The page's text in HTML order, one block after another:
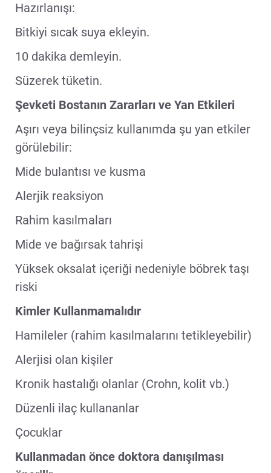
Hazırlanışı:
Bitkiyi sıcak suya ekleyin.
10 dakika demleyin.
Süzerek tüketin.
Şevketi Bostanın Zararları ve Yan Etkileri
Aşırı veya bilinçsiz kullanımda şu yan etkiler
görülebilir:
Mide bulantısı ve kusma
Alerjik reaksiyon
Rahim kasılmaları
Mide ve bağırsak tahrişi
Yüksek oksalat içeriği nedeniyle böbrek taşı
riski
Kimler Kullanmamalıdır
Hamileler (rahim kasılmalarını tetikleyebilir)
Alerjisi olan kişiler
Kronik hastalığı olanlar (Crohn, kolit vb.)
Düzenli ilaç kullananlar
Çocuklar
Kullanmadan önce doktora danışılması